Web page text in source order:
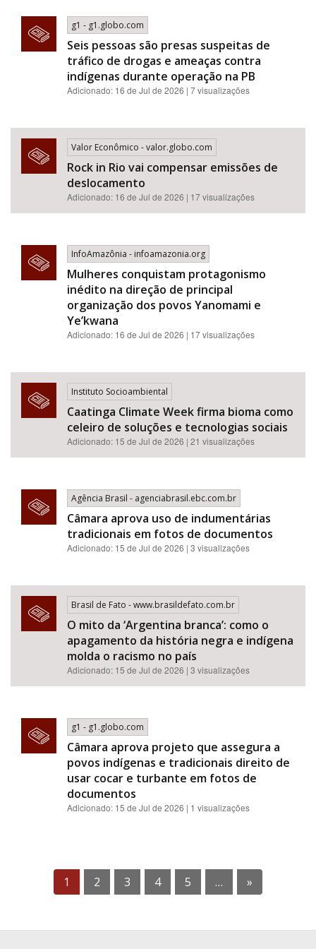
g1 - g1.globo.com
Seis pessoas são presas suspeitas de
tráfico de drogas e ameaças contra
indígenas durante operação na PB
Adicionado: 16 de Jul de 2026 | 7 visualizações
Valor Econômico - valor.globo.com
Rock in Rio vai compensar emissões de
deslocamento
Adicionado: 16 de Jul de 2026 | 17 visualizações
InfoAmazônia - infoamazonia.org
Mulheres conquistam protagonismo
inédito na direção de principal
organização dos povos Yanomami e
Ye’kwana
Adicionado: 16 de Jul de 2026 | 17 visualizações
Instituto Socioambiental
Caatinga Climate Week firma bioma como
celeiro de soluções e tecnologias sociais
Adicionado: 15 de Jul de 2026 | 21 visualizações
Agência Brasil - agenciabrasil.ebc.com.br
Câmara aprova uso de indumentárias
tradicionais em fotos de documentos
Adicionado: 15 de Jul de 2026 | 3 visualizações
Brasil de Fato - www.brasildefato.com.br
O mito da ‘Argentina branca’: como o
apagamento da história negra e indígena
molda o racismo no país
Adicionado: 15 de Jul de 2026 | 3 visualizações
g1 - g1.globo.com
Câmara aprova projeto que assegura a
povos indígenas e tradicionais direito de
usar cocar e turbante em fotos de
documentos
Adicionado: 15 de Jul de 2026 | 1 visualizações
1 2 3 4 5 … »